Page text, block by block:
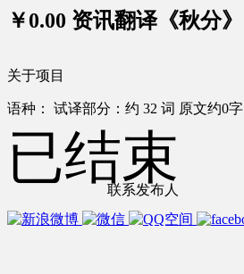
￥0.00 资讯翻译《秋分》
关于项目
语种： 试译部分：约 32 词 原文约0字
联系发布人
已结束